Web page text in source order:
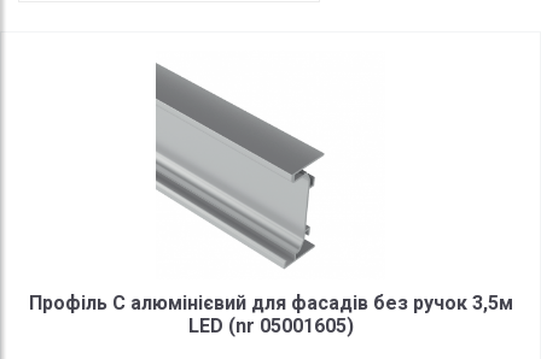
Профіль С алюмінієвий для фасадів без ручок 3,5м
LED (nr 05001605)